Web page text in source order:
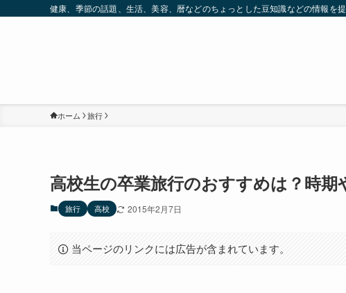
健康、季節の話題、生活、美容、暦などのちょっとした豆知識などの情報を
ホーム 旅行
高校生の卒業旅行のおすすめは？時期
旅行 高校 2015年2月7日
当ページのリンクには広告が含まれています。